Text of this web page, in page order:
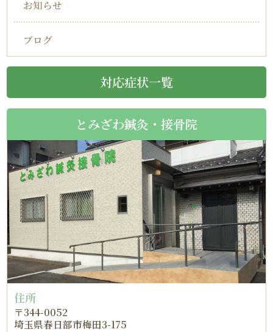
お知らせ
ブログ
対応症状一覧
とみざわ鍼灸・接骨院
住所
〒344-0052
埼玉県春日部市梅田3-175